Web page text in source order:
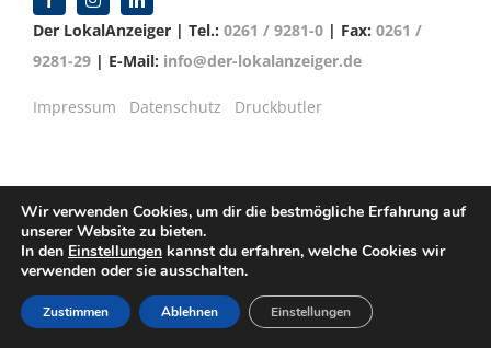
Der LokalAnzeiger | Tel.: 0261 / 9281-0 | Fax: 0261 /
9281-29 | E-Mail: info@der-lokalanzeiger.de
Impressum Datenschutz Druckbutler
© Copyright 2016 -2026 | Verlag für Anzeigenblätter
GmbH | Mittelrheinstr. 2-4 | 56072 Koblenz
Wir verwenden Cookies, um dir die bestmögliche Erfahrung auf
unserer Website zu bieten.
In den Einstellungen kannst du erfahren, welche Cookies wir
verwenden oder sie ausschalten.
Zustimmen Ablehnen Einstellungen